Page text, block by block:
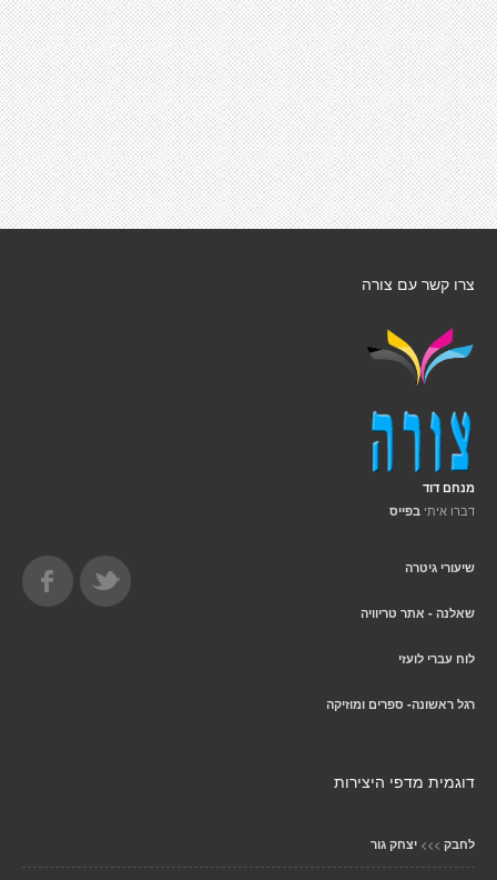
צרו קשר עם צורה
מנחם דוד
דברו איתי בפייס
שיעורי גיטרה
שאלנה - אתר טריוויה
לוח עברי לועזי
רגל ראשונה- ספרים ומוזיקה
דוגמית מדפי היצירות
לחבק >>> יצחק גור